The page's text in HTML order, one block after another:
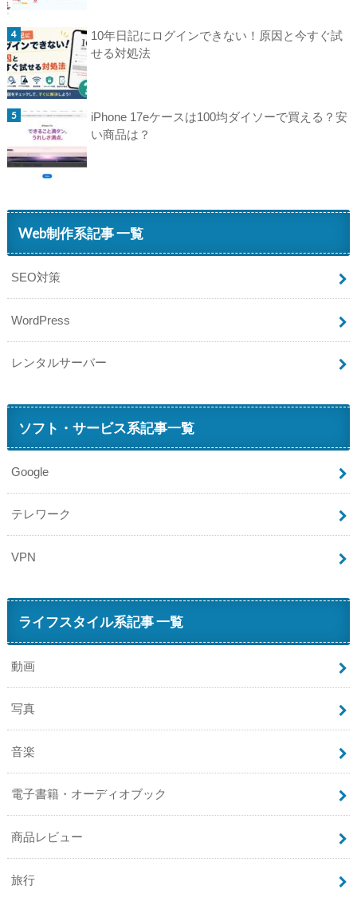
10年日記にログインできない！原因と今すぐ試
せる対処法
iPhone 17eケースは100均ダイソーで買える？安
い商品は？
Web制作系記事 一覧
SEO対策
WordPress
レンタルサーバー
ソフト・サービス系記事一覧
Google
テレワーク
VPN
ライフスタイル系記事 一覧
動画
写真
音楽
電子書籍・オーディオブック
商品レビュー
旅行